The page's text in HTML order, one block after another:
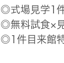
◎式場見学1
◎無料試食×
◎1件目来館